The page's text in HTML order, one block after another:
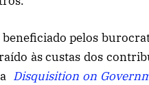
pelos
às custas dos
Disquisition on